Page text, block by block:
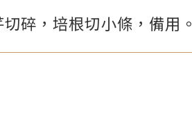
碎，培根切小條，備用。